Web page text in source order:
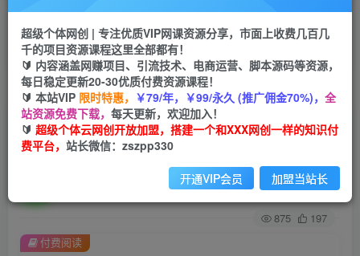
挂机
项目
脚本卡密
APP下载
GO
首页 创业课程 会员专属 正文
（7808期）抖音达人邀约小蜜蜂，邀约跟沟通,指
定邀约达人,达人招商的批量私信【邀…
关注 私信
875 197
付费阅读
超级个体网创 | 专注优质VIP网课资源分享，市面上收费几百几
千的项目资源课程这里全部都有！
🔰 内容涵盖网赚项目、引流技术、电商运营、脚本源码等资源，
每日稳定更新20-30优质付费资源课程！
🔰 本站VIP 限时特惠， ￥79/年，￥99/永久 (推广佣金70%)， 全
站资源免费下载， 每天更新，欢迎加入！
🔰 超级个体云网创开放加盟，搭建一个和XXX网创一样的知识付
费平台， 站长微信：zszpp330
开通VIP会员 加盟当站长